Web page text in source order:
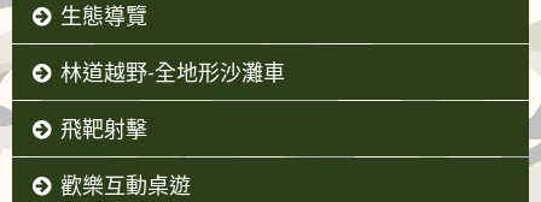
生態導覽
林道越野-全地形沙灘車
飛靶射擊
歡樂互動桌遊